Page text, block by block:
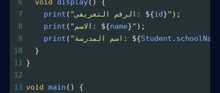
6
void display() {
7
print ( "الرقم التعريفي: ${id}" );
8
print ( "الاسم: ${name}" );
9
print ( "اسم المدرسة: ${Student . schoolName
10
  }
11 }
12
13 void main () {